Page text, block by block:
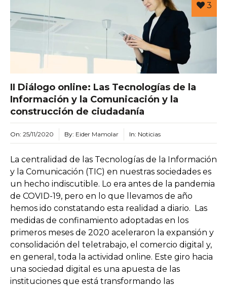
3
II Diálogo online: Las Tecnologías de la
Información y la Comunicación y la
construcción de ciudadanía
On: 25/11/2020 By: Eider Mamolar In: Noticias
La centralidad de las Tecnologías de la Información
y la Comunicación (TIC) en nuestras sociedades es
un hecho indiscutible. Lo era antes de la pandemia
de COVID-19, pero en lo que llevamos de año
hemos ido constatando esta realidad a diario. Las
medidas de confinamiento adoptadas en los
primeros meses de 2020 aceleraron la expansión y
consolidación del teletrabajo, el comercio digital y,
en general, toda la actividad online. Este giro hacia
una sociedad digital es una apuesta de las
instituciones que está transformando las